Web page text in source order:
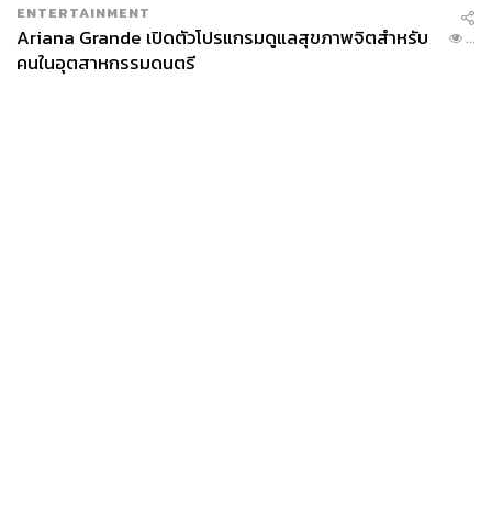
ENTERTAINMENT
Ariana Grande เปิดตัวโปรแกรมดูแลสุขภาพจิตสำหรับ
คนในอุตสาหกรรมดนตรี
...